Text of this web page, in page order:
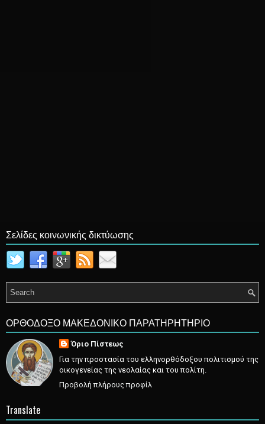
Σελίδες κοινωνικής δικτύωσης
ΟΡΘΟΔΟΞΟ ΜΑΚΕΔΟΝΙΚΟ ΠΑΡΑΤΗΡΗΤΗΡΙΟ
Όριο Πίστεως
Για την προστασία του ελληνορθόδοξου πολιτισμού της
οικογενείας της νεολαίας και του πολίτη.
Προβολή πλήρους προφίλ
Translate